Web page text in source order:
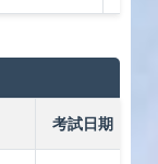
考試日期